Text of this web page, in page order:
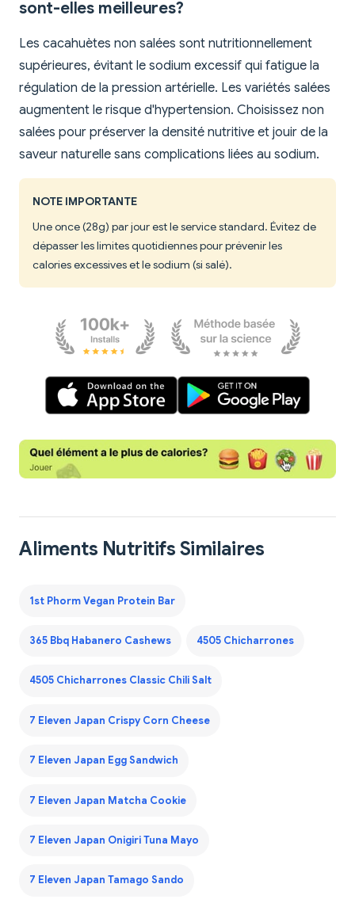
sont-elles meilleures?
Les cacahuètes non salées sont nutritionnellement
supérieures, évitant le sodium excessif qui fatigue la
régulation de la pression artérielle. Les variétés salées
augmentent le risque d'hypertension. Choisissez non
salées pour préserver la densité nutritive et jouir de la
saveur naturelle sans complications liées au sodium.
NOTE IMPORTANTE
Une once (28g) par jour est le service standard. Évitez de
dépasser les limites quotidiennes pour prévenir les
calories excessives et le sodium (si salé).
Aliments Nutritifs Similaires
1st Phorm Vegan Protein Bar
365 Bbq Habanero Cashews 4505 Chicharrones
4505 Chicharrones Classic Chili Salt
7 Eleven Japan Crispy Corn Cheese
7 Eleven Japan Egg Sandwich
7 Eleven Japan Matcha Cookie
7 Eleven Japan Onigiri Tuna Mayo
7 Eleven Japan Tamago Sando